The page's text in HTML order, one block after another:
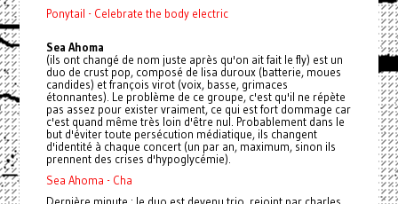
Ponytail - Celebrate the body electric
Sea Ahoma
(ils ont changé de nom juste après qu'on ait fait le fly) est un
duo de crust pop, composé de lisa duroux (batterie, moues
candides) et françois virot (voix, basse, grimaces
étonnantes). Le problème de ce groupe, c'est qu'il ne répète
pas assez pour exister vraiment, ce qui est fort dommage car
c'est quand même très loin d'être nul. Probablement dans le
but d'éviter toute persécution médiatique, ils changent
d'identité à chaque concert (un par an, maximum, sinon ils
prennent des crises d'hypoglycémie).
Sea Ahoma - Cha
Dernière minute : le duo est devenu trio, rejoint par charles